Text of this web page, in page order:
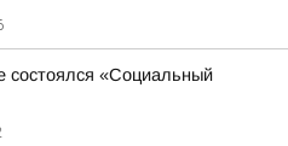
состоялся «Социальный